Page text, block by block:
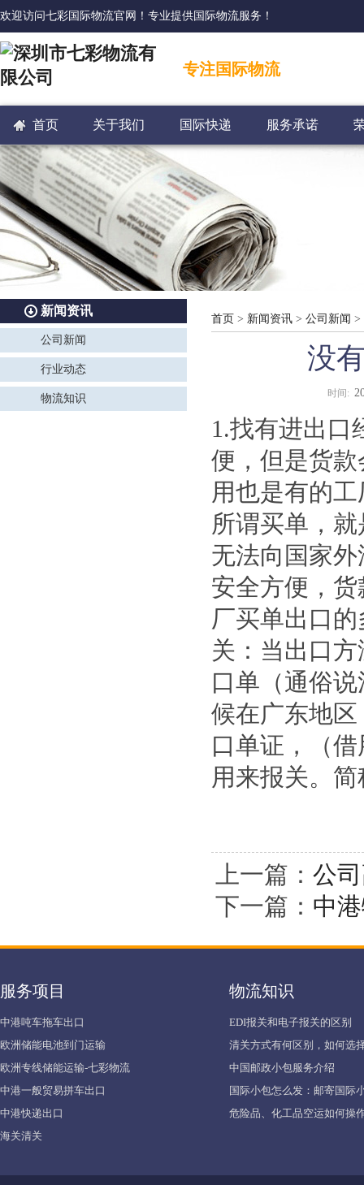
欢迎访问七彩国际物流官网！专业提供国际物流服务！
专注国际物流
首页 关于我们 国际快递 服务承诺
新闻资讯
公司新闻
行业动态
物流知识
首页 > 新闻资讯 > 公司新闻 >
没
时间:
1.找有进出口
便，但是货
用也是有的
所谓买单，
无法向国家
安全方便，
厂买单出口
关：当出口
口单（通俗
候在广东地
口单证，（
用来报关。
上一篇： 公
下一篇： 中
服务项目
中港吨车拖车出口
欧洲储能电池到门运输
欧洲专线储能运输-七彩物流
中港一般贸易拼车出口
中港快递出口
海关清关
物流知识
EDI报关和电子报关的区别
清关方式有何区别，如何选
中国邮政小包服务介绍
国际小包怎么发：邮寄国际
危险品、化工品空运如何操